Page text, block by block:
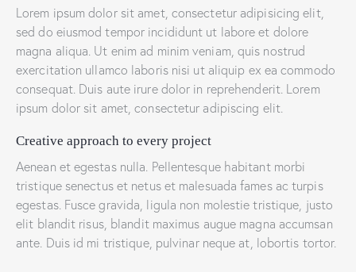
Lorem ipsum dolor sit amet, consectetur adipisicing elit,
sed do eiusmod tempor incididunt ut labore et dolore
magna aliqua. Ut enim ad minim veniam, quis nostrud
exercitation ullamco laboris nisi ut aliquip ex ea commodo
consequat. Duis aute irure dolor in reprehenderit. Lorem
ipsum dolor sit amet, consectetur adipiscing elit.
Creative approach to every project
Aenean et egestas nulla. Pellentesque habitant morbi
tristique senectus et netus et malesuada fames ac turpis
egestas. Fusce gravida, ligula non molestie tristique, justo
elit blandit risus, blandit maximus augue magna accumsan
ante. Duis id mi tristique, pulvinar neque at, lobortis tortor.